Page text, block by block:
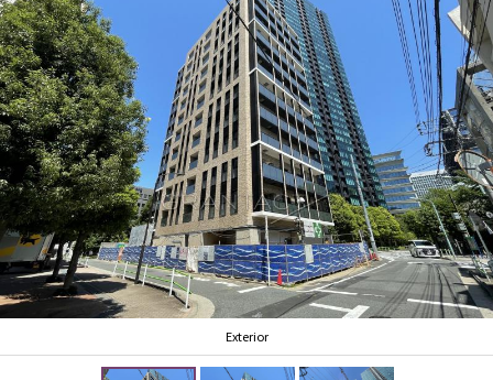
Exterior